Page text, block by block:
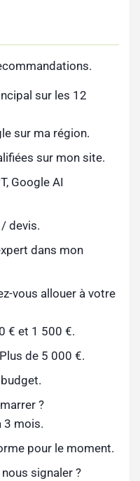
sur les 12
sur ma région.
sur mon site.
Google AI
devis.
dans mon
vous allouer à votre
€ et 1 500 €.
Plus de 5 000 €.
?
3 mois.
pour le moment.
signaler ?